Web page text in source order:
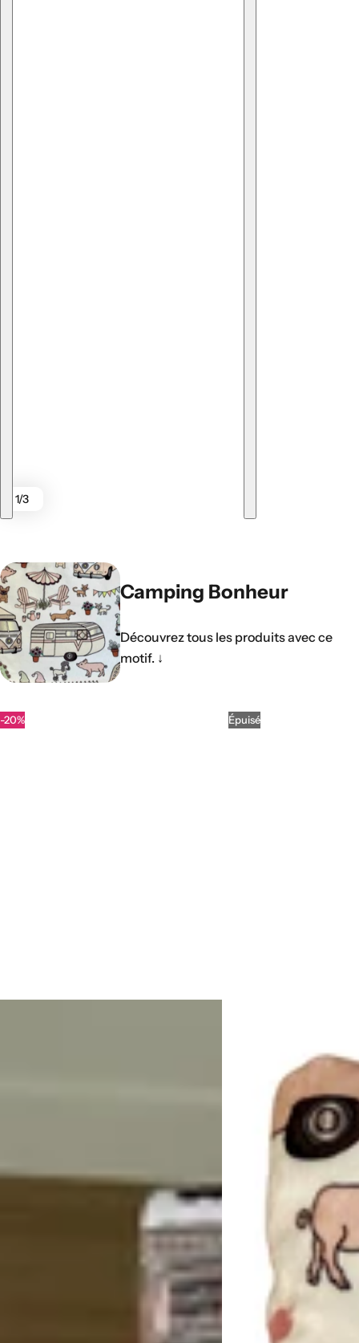
1/3
Camping Bonheur
Découvrez tous les produits avec ce
motif. ↓
-20% Épuisé